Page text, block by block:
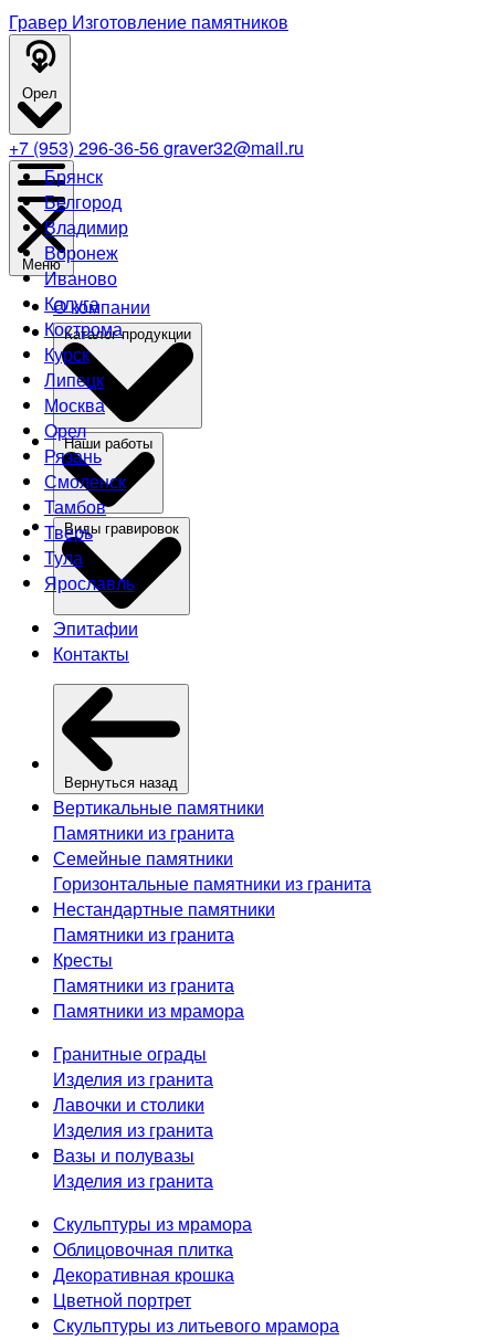
Гравер Изготовление памятников
Орел
Брянск
Белгород
Владимир
Воронеж
Иваново
Калуга
Кострома
Курск
Липецк
Москва
Орел
Рязань
Смоленск
Тамбов
Тверь
Тула
Ярославль
+7 (953) 296-36-56graver32@mail.ru
Меню
О компании
Эпитафии
Контакты
Вернуться назад
Вертикальные памятники
Памятники из гранита
Семейные памятники
Горизонтальные памятники из гранита
Нестандартные памятники
Памятники из гранита
Кресты
Памятники из гранита
Памятники из мрамора
Гранитные ограды
Изделия из гранита
Лавочки и столики
Изделия из гранита
Вазы и полувазы
Изделия из гранита
Скульптуры из мрамора
Облицовочная плитка
Декоративная крошка
Цветной портрет
Скульптуры из литьевого мрамора